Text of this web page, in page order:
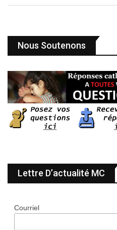
Nous Soutenons
Lettre D’actualité MC
Courriel